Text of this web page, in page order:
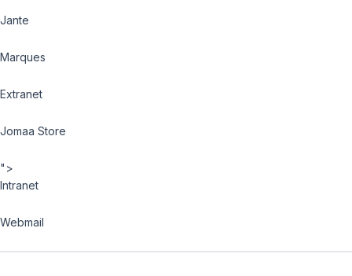
Jante
Marques
Extranet
Jomaa Store
">
Intranet
Webmail